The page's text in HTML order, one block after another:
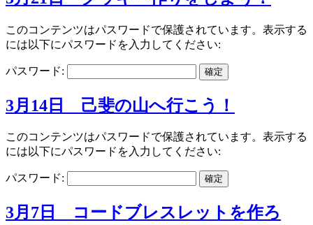
このコンテンツはパスワードで保護されています。表示する
には以下にパスワードを入力してください:
パスワード:
3月14日 己斐の山へ行こう！
このコンテンツはパスワードで保護されています。表示する
には以下にパスワードを入力してください:
パスワード:
3月7日 コードブレスレットを作ろ